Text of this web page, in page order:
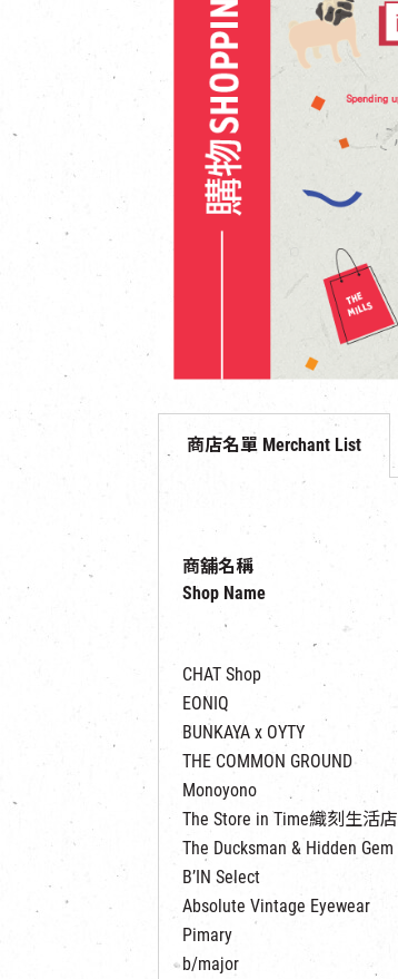
商店名單 Merchant List
商舖名稱
Shop Name
CHAT Shop
EONIQ
BUNKAYA x OYTY
THE COMMON GROUND
Monoyono
The Store in Time織刻生活店
The Ducksman & Hidden Gem
B’IN Select
Absolute Vintage Eyewear
Pimary
b/major